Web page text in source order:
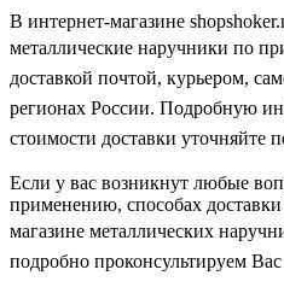
В интернет-магазине
металлические наручники по
доставкой почтой, курьером,
регионах России. Подробную
стоимости доставки уточняйте
Если у вас возникнут любые
применению, способах
магазине металлических
подробно проконсультируем